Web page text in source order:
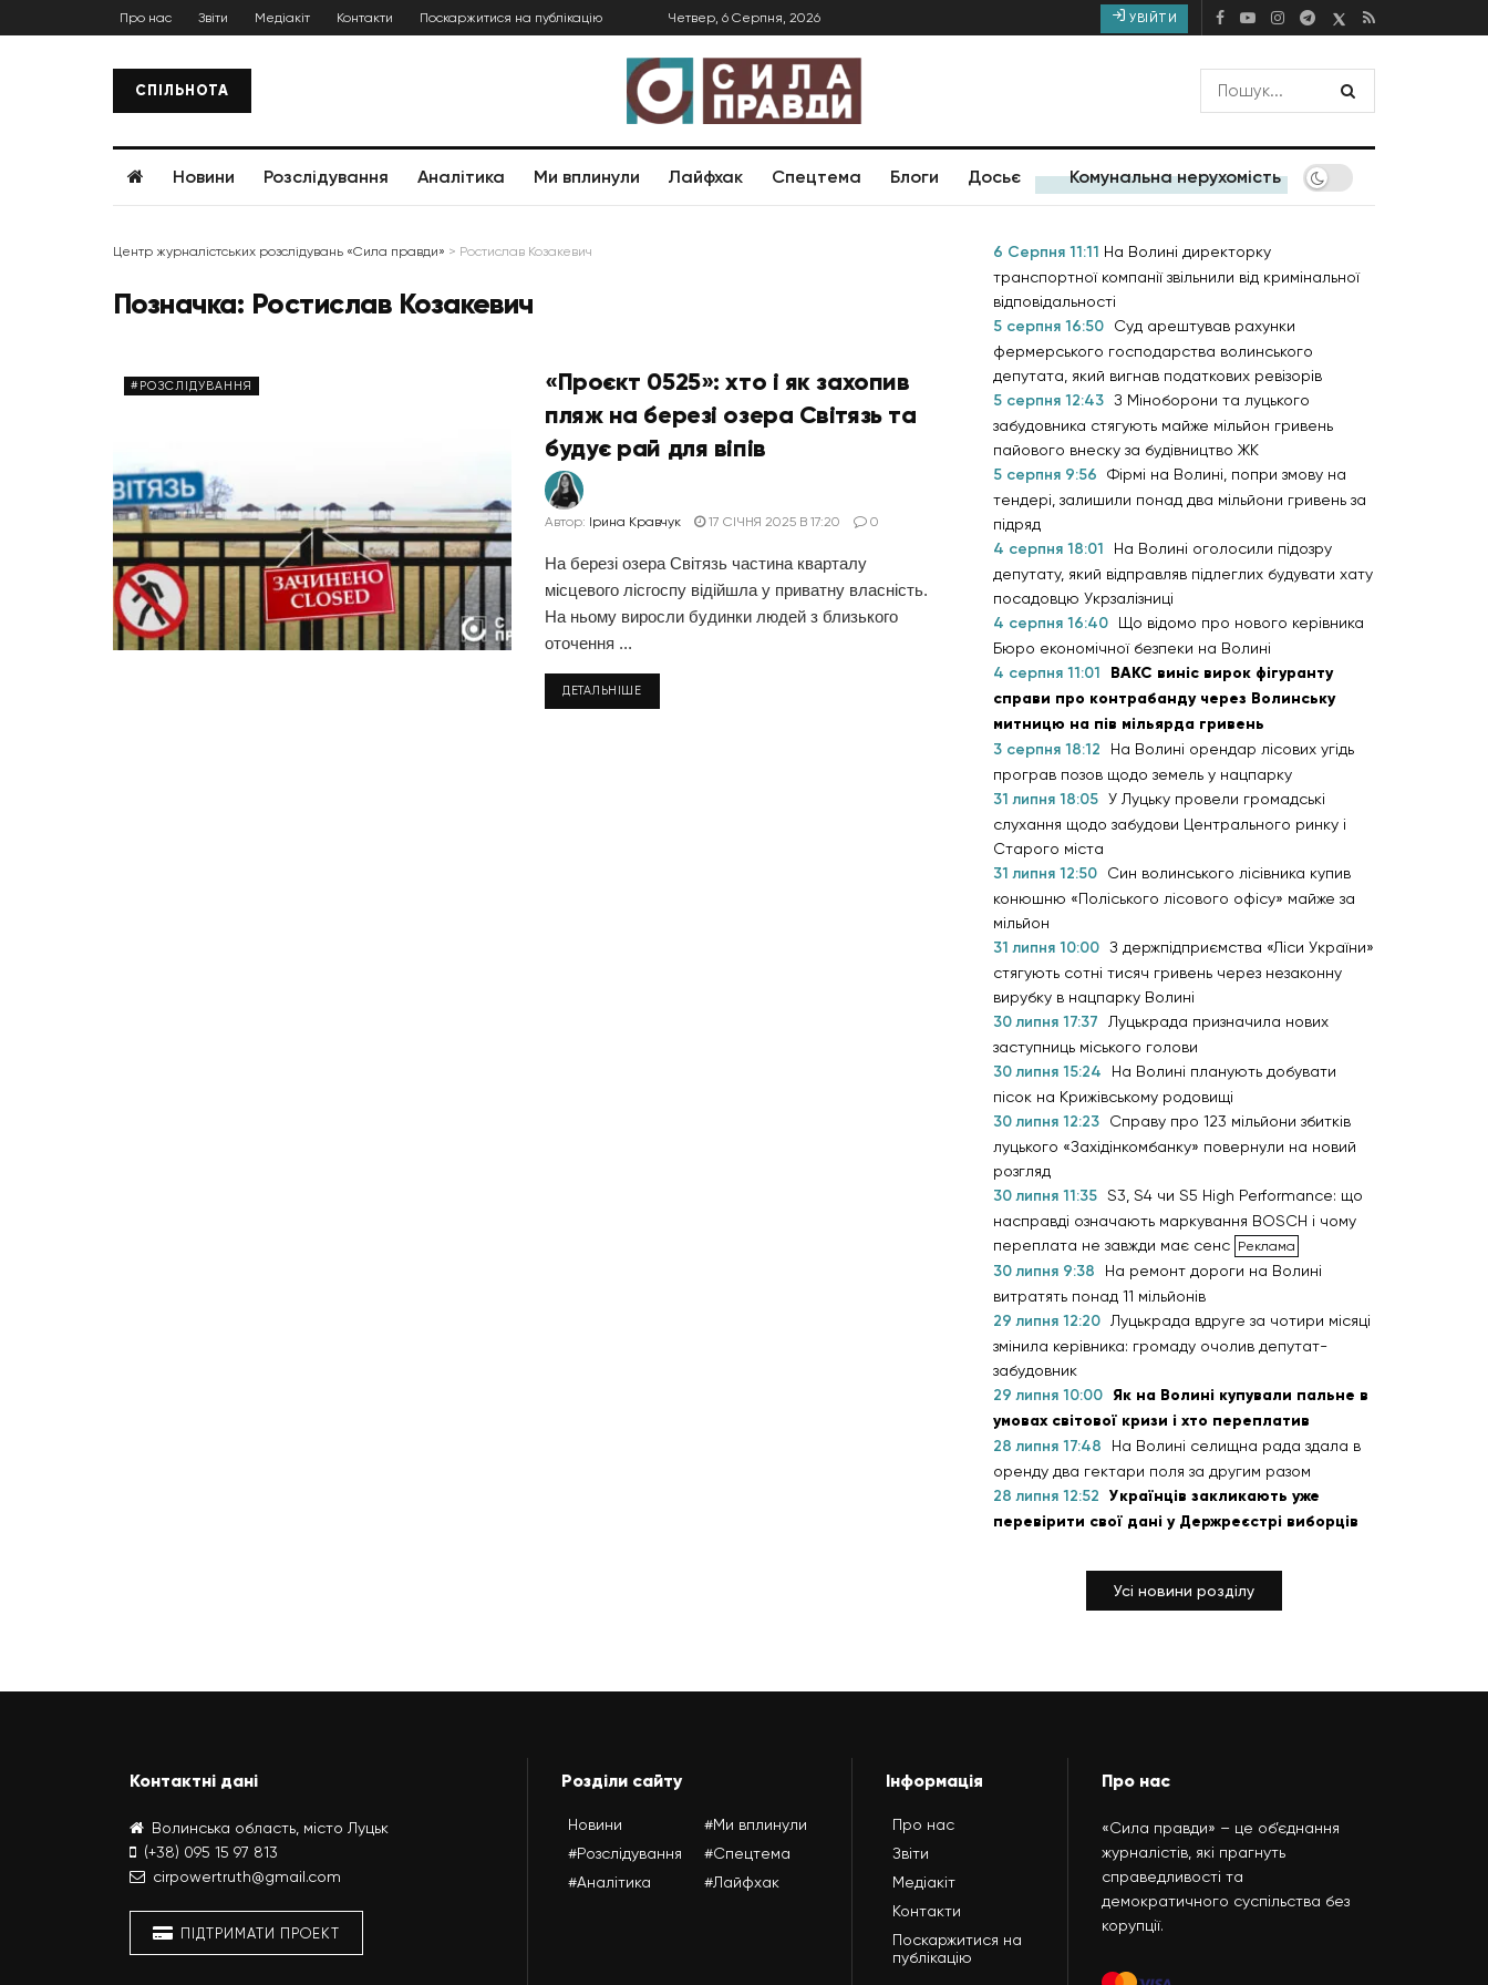
Про нас Звіти Медіакіт Контакти Поскаржитися на публікацію Четвер, 6 Серпня, 2026 УВІЙТИ
СПІЛЬНОТА
Новини Розслідування Аналітика Ми вплинули Лайфхак Спецтема Блоги Досьє Комунальна нерухомість
Центр журналістських розслідувань «Сила правди» > Ростислав Козакевич
Позначка: Ростислав Козакевич
#РОЗСЛІДУВАННЯ
«Проєкт 0525»: хто і як захопив
пляж на березі озера Світязь та
будує рай для віпів
Автор: Ірина Кравчук 17 СІЧНЯ 2025 В 17:20 0
На березі озера Світязь частина кварталу
місцевого лісгоспу відійшла у приватну власність.
На ньому виросли будинки людей з близького
оточення ...
ДЕТАЛЬНІШЕ
6 Серпня 11:11 На Волині директорку
транспортної компанії звільнили від кримінальної
відповідальності
5 серпня 16:50
Суд арештував рахунки
фермерського господарства волинського
депутата, який вигнав податкових ревізорів
5 серпня 12:43 З Міноборони та луцького
забудовника стягують майже мільйон гривень
пайового внеску за будівництво ЖК
5 серпня 9:56
Фірмі на Волині, попри змову на
тендері, залишили понад два мільйони гривень за
підряд
4 серпня 18:01
На Волині оголосили підозру
депутату, який відправляв підлеглих будувати хату
посадовцю Укрзалізниці
4 серпня 16:40
Що відомо про нового керівника
Бюро економічної безпеки на Волині
4 серпня 11:01
ВАКС виніс вирок фігуранту
справи про контрабанду через Волинську
митницю на пів мільярда гривень
3 серпня 18:12
На Волині орендар лісових угідь
програв позов щодо земель у нацпарку
31 липня 18:05 У Луцьку провели громадські
слухання щодо забудови Центрального ринку і
Старого міста
31 липня 12:50
Син волинського лісівника купив
конюшню «Поліського лісового офісу» майже за
мільйон
31 липня 10:00 З держпідприємства «Ліси України»
стягують сотні тисяч гривень через незаконну
вирубку в нацпарку Волині
30 липня 17:37
Луцькрада призначила нових
заступниць міського голови
30 липня 15:24
На Волині планують добувати
пісок на Крижівському родовищі
30 липня 12:23
Справу про 123 мільйони збитків
луцького «Західінкомбанку» повернули на новий
розгляд
30 липня 11:35 S3, S4 чи S5 High Performance: що
насправді означають маркування BOSCH і чому
переплата не завжди має сенс
30 липня 9:38
На ремонт дороги на Волині
витратять понад 11 мільйонів
29 липня 12:20
Луцькрада вдруге за чотири місяці
змінила керівника: громаду очолив депутат-
забудовник
29 липня 10:00 Як на Волині купували пальне в
умовах світової кризи і хто переплатив
28 липня 17:48
На Волині селищна рада здала в
оренду два гектари поля за другим разом
28 липня 12:52 Українців закликають уже
перевірити свої дані у Держреєстрі виборців
Усі новини розділу
Контактні дані
Волинська область, місто Луцьк
(+38) 095 15 97 813
cirpowertruth@gmail.com
ПІДТРИМАТИ ПРОЕКТ
Розділи сайту
Новини
#Розслідування
#Аналітика
#Ми вплинули
#Спецтема
#Лайфхак
Інформація
Про нас
Звіти
Медіакіт
Контакти
Поскаржитися на
публікацію
Про нас
«Сила правди» – це об’єднання
журналістів, які прагнуть
справедливості та
демократичного суспільства без
корупції.